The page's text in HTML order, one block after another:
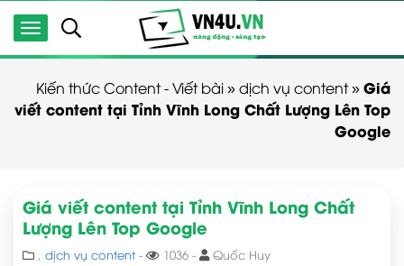
Kiến thức Content - Viết bài»dịch vụ content»Giá
viết content tại Tỉnh Vĩnh Long Chất Lượng Lên Top
Google
Giá viết content tại Tỉnh Vĩnh Long Chất
Lượng Lên Top Google
, dịch vụ content- 1036 - Quốc Huy